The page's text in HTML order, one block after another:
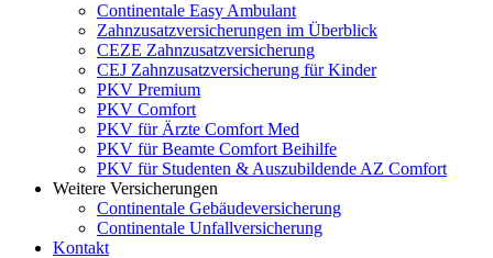
Continentale Easy Ambulant
Zahnzusatzversicherungen im Überblick
CEZE Zahnzusatzversicherung
CEJ Zahnzusatzversicherung für Kinder
PKV Premium
PKV Comfort
PKV für Ärzte Comfort Med
PKV für Beamte Comfort Beihilfe
PKV für Studenten & Auszubildende AZ Comfort
Weitere Versicherungen
Continentale Gebäudeversicherung
Continentale Unfallversicherung
Kontakt